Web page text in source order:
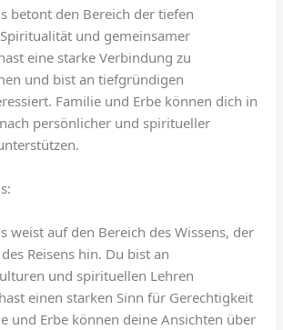
betont den Bereich der tiefen
und gemeinsamer
eine starke Verbindung zu
und bist an tiefgründigen
Familie und Erbe können dich in
persönlicher und spiritueller
weist auf den Bereich des Wissens, der
Reisens hin. Du bist an
und spirituellen Lehren
einen starken Sinn für Gerechtigkeit
und Erbe können deine Ansichten über